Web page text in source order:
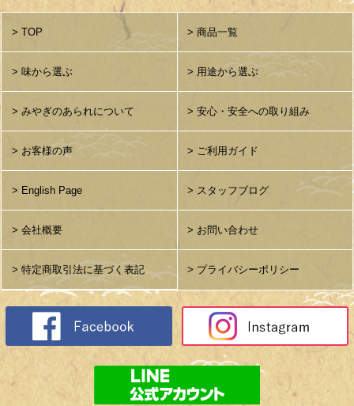
> TOP > 商品一覧
> 味から選ぶ > 用途から選ぶ
> みやぎのあられについて > 安心・安全への取り組み
> お客様の声 > ご利用ガイド
> English Page > スタッフブログ
> 会社概要 > お問い合わせ
> 特定商取引法に基づく表記 > プライバシーポリシー